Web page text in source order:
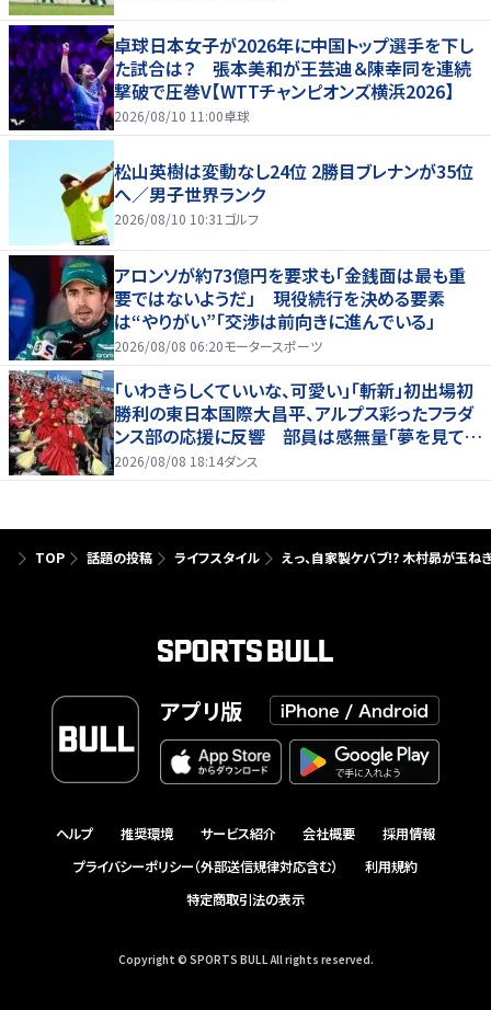
卓球日本女子が2026年に中国トップ選手を下し
た試合は？ 張本美和が王芸迪＆陳幸同を連続
撃破で圧巻V【WTTチャンピオンズ横浜2026】
2026/08/10 11:00卓球
松山英樹は変動なし24位 2勝目ブレナンが35位
へ／男子世界ランク
2026/08/10 10:31 ゴルフ
アロンソが約73億円を要求も「金銭面は最も重
要ではないようだ」 現役続行を決める要素
は“やりがい”「交渉は前向きに進んでいる」
2026/08/08 06:20モータースポーツ
「いわきらしくていいな、可愛い」「斬新」初出場初
勝利の東日本国際大昌平、アルプス彩ったフラダ
ンス部の応援に反響 部員は感無量「夢を見てい
るよう」
2026/08/08 18:14ダンス
TOP 話題の投稿 ライフスタイル えっ、自家製ケバブ!? 木村昴が玉ね
アプリ版
ヘルプ 推奨環境 サービス紹介 会社概要
採用情報
プライバシーポリシー（外部送信規律対応含む）
利用規約
特定商取引法の表示
Copyright © SPORTS BULL All rights reserved.